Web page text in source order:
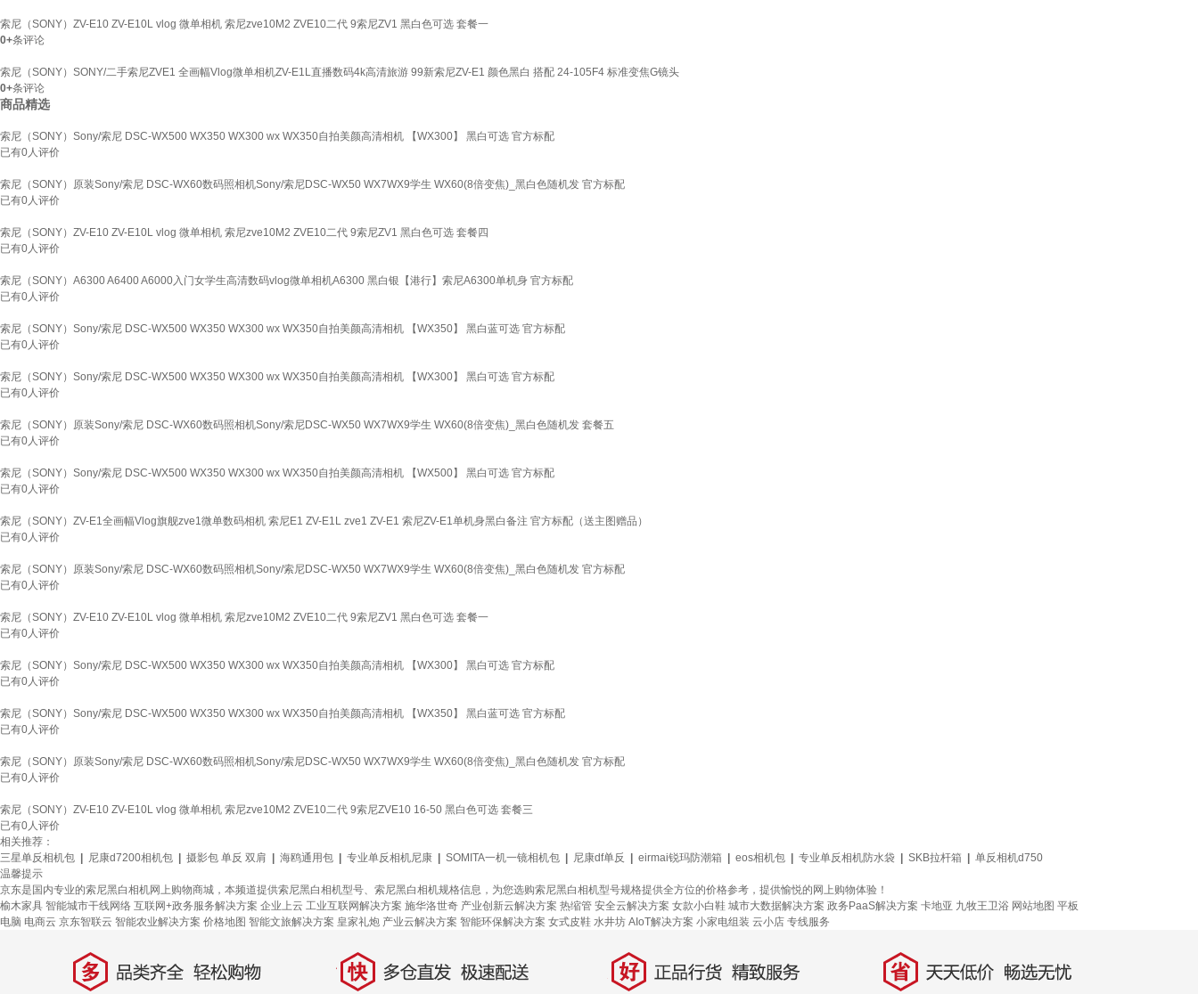
索尼（SONY）ZV-E10 ZV-E10L vlog 微单相机 索尼zve10M2 ZVE10二代 9索尼ZV1 黑白色可选 套餐一
0+条评论
索尼（SONY）SONY/二手索尼ZVE1 全画幅Vlog微单相机ZV-E1L直播数码4k高清旅游 99新索尼ZV-E1 颜色黑白 搭配 24-105F4 标准变焦G镜头
0+条评论
商品精选
索尼（SONY）Sony/索尼 DSC-WX500 WX350 WX300 wx WX350自拍美颜高清相机 【WX300】 黑白可选 官方标配
已有0人评价
索尼（SONY）原装Sony/索尼 DSC-WX60数码照相机Sony/索尼DSC-WX50 WX7WX9学生 WX60(8倍变焦)_黑白色随机发 官方标配
已有0人评价
索尼（SONY）ZV-E10 ZV-E10L vlog 微单相机 索尼zve10M2 ZVE10二代 9索尼ZV1 黑白色可选 套餐四
已有0人评价
索尼（SONY）A6300 A6400 A6000入门女学生高清数码vlog微单相机A6300 黑白银【港行】索尼A6300单机身 官方标配
已有0人评价
索尼（SONY）Sony/索尼 DSC-WX500 WX350 WX300 wx WX350自拍美颜高清相机 【WX350】 黑白蓝可选 官方标配
已有0人评价
索尼（SONY）Sony/索尼 DSC-WX500 WX350 WX300 wx WX350自拍美颜高清相机 【WX300】 黑白可选 官方标配
已有0人评价
索尼（SONY）原装Sony/索尼 DSC-WX60数码照相机Sony/索尼DSC-WX50 WX7WX9学生 WX60(8倍变焦)_黑白色随机发 套餐五
已有0人评价
索尼（SONY）Sony/索尼 DSC-WX500 WX350 WX300 wx WX350自拍美颜高清相机 【WX500】 黑白可选 官方标配
已有0人评价
索尼（SONY）ZV-E1全画幅Vlog旗舰zve1微单数码相机 索尼E1 ZV-E1L zve1 ZV-E1 索尼ZV-E1单机身黑白备注 官方标配（送主图赠品）
已有0人评价
索尼（SONY）原装Sony/索尼 DSC-WX60数码照相机Sony/索尼DSC-WX50 WX7WX9学生 WX60(8倍变焦)_黑白色随机发 官方标配
已有0人评价
索尼（SONY）ZV-E10 ZV-E10L vlog 微单相机 索尼zve10M2 ZVE10二代 9索尼ZV1 黑白色可选 套餐一
已有0人评价
索尼（SONY）Sony/索尼 DSC-WX500 WX350 WX300 wx WX350自拍美颜高清相机 【WX300】 黑白可选 官方标配
已有0人评价
索尼（SONY）Sony/索尼 DSC-WX500 WX350 WX300 wx WX350自拍美颜高清相机 【WX350】 黑白蓝可选 官方标配
已有0人评价
索尼（SONY）原装Sony/索尼 DSC-WX60数码照相机Sony/索尼DSC-WX50 WX7WX9学生 WX60(8倍变焦)_黑白色随机发 官方标配
已有0人评价
索尼（SONY）ZV-E10 ZV-E10L vlog 微单相机 索尼zve10M2 ZVE10二代 9索尼ZVE10 16-50 黑白色可选 套餐三
已有0人评价
相关推荐：
三星单反相机包
尼康d7200相机包 摄影包 单反 双肩 海鸥通用包 专业单反相机尼康 SOMITA一机一镜相机包 尼康df单反 eirmai锐玛防潮箱 eos相机包 专业单反相机防水袋 SKB拉杆箱
单反相机d750
温馨提示
京东是国内专业的索尼黑白相机网上购物商城，本频道提供索尼黑白相机型号、索尼黑白相机规格信息，为您选购索尼黑白相机型号规格提供全方位的价格参考，提供愉悦的网上购物体验！
榆木家具 智能城市干线网络 互联网+政务服务解决方案 企业上云 工业互联网解决方案 施华洛世奇 产业创新云解决方案 热缩管 安全云解决方案 女款小白鞋 城市大数据解决方案 政务PaaS解决方案 卡地亚 九牧王卫浴 网站地图 平板
电脑 电商云 京东智联云 智能农业解决方案 价格地图 智能文旅解决方案 皇家礼炮 产业云解决方案 智能环保解决方案 女式皮鞋 水井坊 AIoT解决方案 小家电组装 云小店 专线服务
多 品类齐全，轻松购物 快 多仓直发，极速配送 好 正品行货，精致服务 省 天天低价，畅选无忧